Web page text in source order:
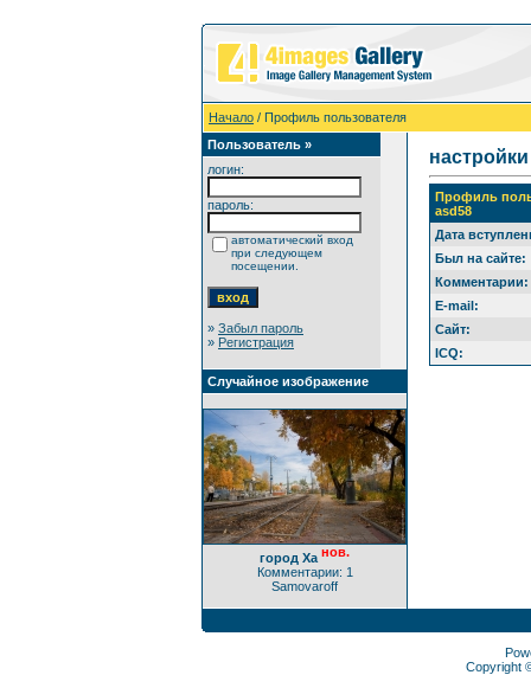
Начало / Профиль пользователя
Пользователь »
логин:
пароль:
автоматический вход
при следующем
посещении.
» Забыл пароль
» Регистрация
Случайное изображение
город Ха нов.
Комментарии: 1
Samovaroff
настройки
Профиль
asd58
Дата
Был на сайте:
Комментарии:
E-mail:
Сайт:
ICQ:
Copyright